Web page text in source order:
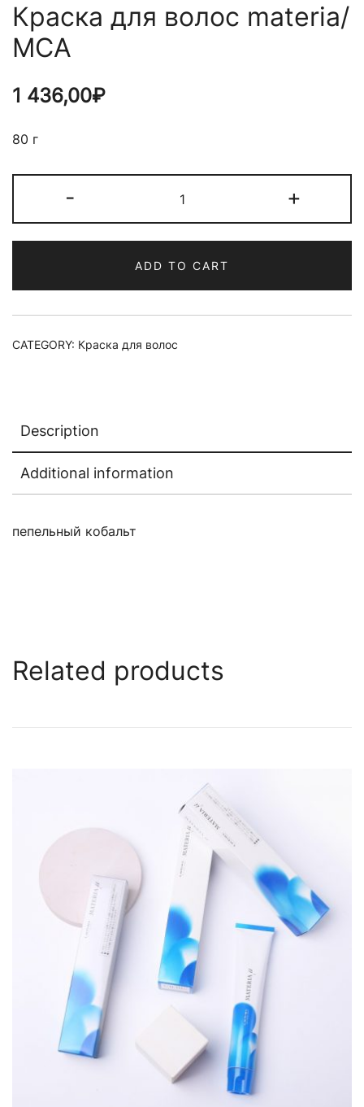
Краска для волос materia/
MCA
1 436,00₽
80 г
-
для
волос
MCA
quantity
+
ADD TO CART
CATEGORY: Краска для волос
Description
Additional information
пепельный кобальт
Related products